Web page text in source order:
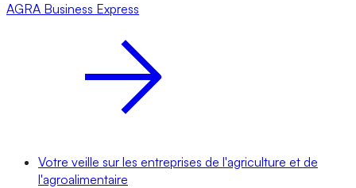
AGRA Business Express
Votre veille sur les entreprises de l'agriculture et de
l'agroalimentaire